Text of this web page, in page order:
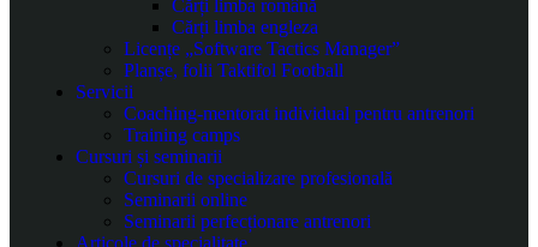
Cărți limba română
Cărți limba engleza
Licențe „Software Tactics Manager”
Planșe, folii Taktifol Football
Servicii
Coaching-mentorat individual pentru antrenori
Training camps
Cursuri și seminarii
Cursuri de specializare profesională
Seminarii online
Seminarii perfecționare antrenori
Articole de specialitate